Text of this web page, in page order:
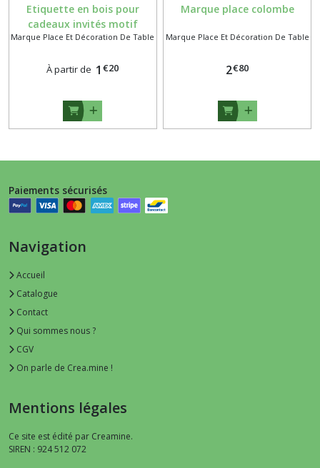
Etiquette en bois pour
cadeaux invités motif
cerisier en fleurs
Marque Place Et Décoration De Table
À partir de 1 €20
Marque place colombe
Marque Place Et Décoration De Table
2€80
Paiements sécurisés
Navigation
Accueil
Catalogue
Contact
Qui sommes nous ?
CGV
On parle de Crea.mine !
Mentions légales
Ce site est édité par Creamine.
SIREN : 924 512 072